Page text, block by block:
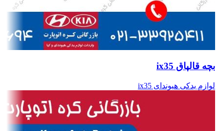
بچه قالپاق ix35
لوازم یدکی هیوندای ix35